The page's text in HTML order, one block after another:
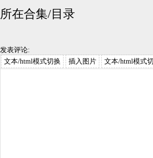
所在合集/目录
发表评论:
文本/html模式切换
插入图片 文本/html模式